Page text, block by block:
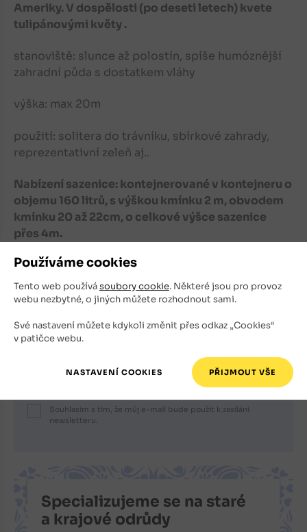
Používáme cookies
Tento web používásoubory cookie. Některé jsou pro provoz
webu nezbytné, o jiných můžete rozhodnout sami.
Své nastavení můžete kdykoli změnit přes odkaz „Cookies“
v patičce webu.
Ameriky. V dospělosti (po deseti letech) kvete
tulipánovými květy .
stanoviště: slunce až polostín, spíše humóznější
zahradní půda s dostatkem vláhy
výška: max 20m
použití: solitera do trávníku, sbírkové zahrady,
reprezentativní zeleň aj..
Nabízení sazenice: kontejnerované v kontejneru o
objemu 160 litrů, s výškou kmínku 2 m, obvodem
kmínku 20 až 22cm, o celkové výšce sazenice
přes 4m.
Registrace newsletteru
E-mailová adresa
Souhlasím s tím, že můj e-mail bude použit k zasílání
newsletteru.
Specializujeme se na staré
a krajové odrůdy